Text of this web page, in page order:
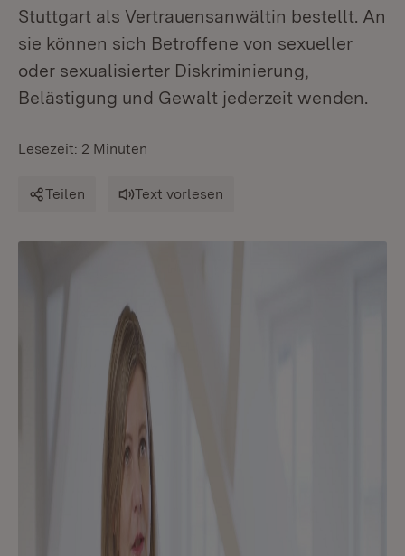
Stuttgart als Vertrauensanwältin bestellt. An
sie können sich Betroffene von sexueller
oder sexualisierter Diskriminierung,
Belästigung und Gewalt jederzeit wenden.
Lesezeit: 2 Minuten
Teilen Text vorlesen